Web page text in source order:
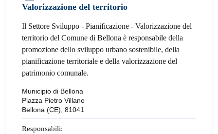
Valorizzazione del territorio
Il Settore Sviluppo - Pianificazione - Valorizzazione del
territorio del Comune di Bellona è responsabile della
promozione dello sviluppo urbano sostenibile, della
pianificazione territoriale e della valorizzazione del
patrimonio comunale.
Municipio di Bellona
Piazza Pietro Villano
Bellona (CE), 81041
Responsabili: